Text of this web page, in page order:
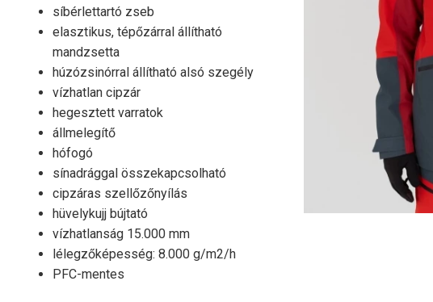
síbérlettartó zseb
elasztikus, tépőzárral állítható
mandzsetta
húzózsinórral állítható alsó szegély
vízhatlan cipzár
hegesztett varratok
állmelegítő
hófogó
sínadrággal összekapcsolható
cipzáras szellőzőnyílás
hüvelykujj bújtató
vízhatlanság 15.000 mm
lélegzőképesség: 8.000 g/m2/h
PFC-mentes